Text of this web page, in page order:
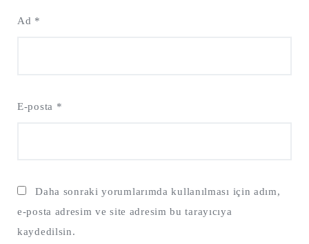
Ad *
E-posta *
Daha sonraki yorumlarımda kullanılması için adım,
e-posta adresim ve site adresim bu tarayıcıya
kaydedilsin.